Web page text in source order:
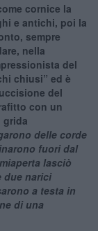
cornice la
e antichi, poi la
sempre
nella
del
chiusi” ed è
del
con un
grida
delle corde
fuori dal
lasciò
due narici
a testa in
di una